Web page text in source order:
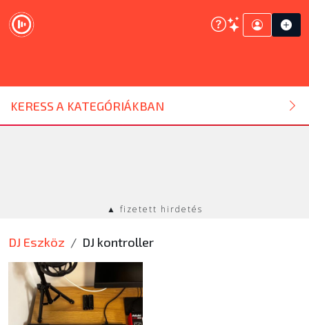
KERESS A KATEGÓRIÁKBAN
DJ ESZKÖZ
HANGTECHNIKA
SZOLGÁLTATÁSOK
▲ fizetett hirdetés
DJ Eszköz DJ kontroller